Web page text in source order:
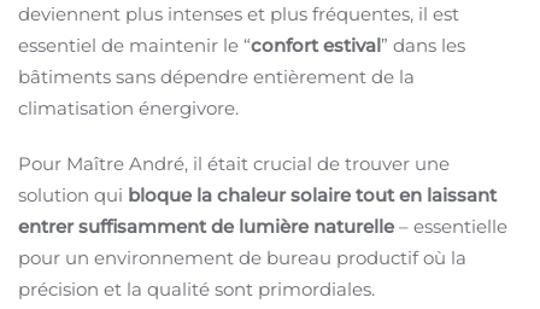
deviennent plus intenses et plus fréquentes, il est
essentiel de maintenir le “confort estival” dans les
bâtiments sans dépendre entièrement de la
climatisation énergivore.
Pour Maître André, il était crucial de trouver une
solution qui bloque la chaleur solaire tout en laissant
entrer suffisamment de lumière naturelle – essentielle
pour un environnement de bureau productif où la
précision et la qualité sont primordiales.